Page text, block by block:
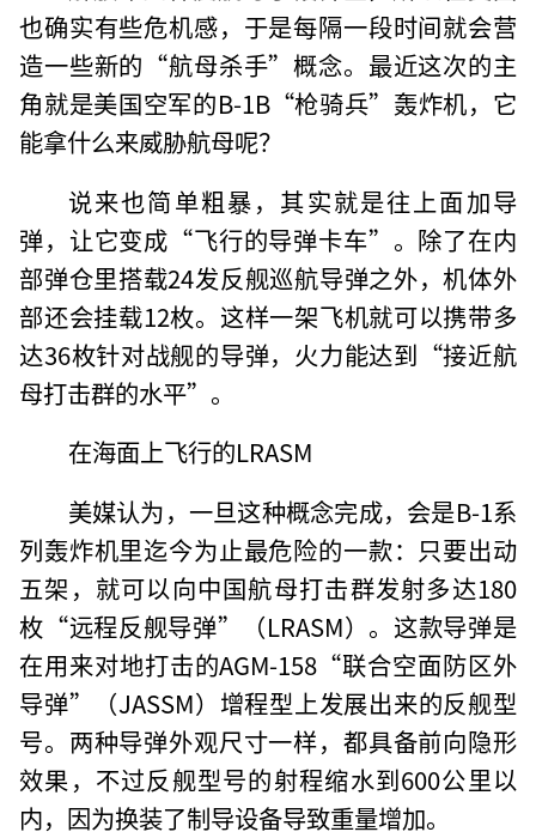
也确实有些危机感，于是每隔一段时间就会营
造一些新的“航母杀手”概念。最近这次的主
角就是美国空军的B-1B“枪骑兵”轰炸机，它
能拿什么来威胁航母呢？
说来也简单粗暴，其实就是往上面加导
弹，让它变成“飞行的导弹卡车”。除了在内
部弹仓里搭载24发反舰巡航导弹之外，机体外
部还会挂载12枚。这样一架飞机就可以携带多
达36枚针对战舰的导弹，火力能达到“接近航
母打击群的水平”。
在海面上飞行的LRASM
美媒认为，一旦这种概念完成，会是B-1系
列轰炸机里迄今为止最危险的一款：只要出动
五架，就可以向中国航母打击群发射多达180
枚“远程反舰导弹”（LRASM）。这款导弹是
在用来对地打击的AGM-158“联合空面防区外
导弹”（JASSM）增程型上发展出来的反舰型
号。两种导弹外观尺寸一样，都具备前向隐形
效果，不过反舰型号的射程缩水到600公里以
内，因为换装了制导设备导致重量增加。